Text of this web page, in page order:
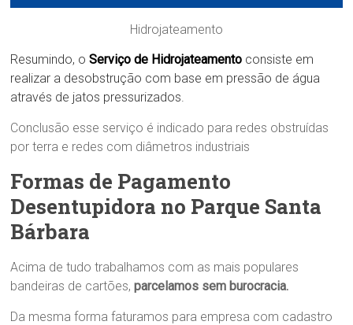
Hidrojateamento
Resumindo, oServiço de Hidrojateamento consiste em
realizar a desobstrução com base em pressão de água
através de jatos pressurizados.
Conclusão esse serviço é indicado para redes obstruídas
por terra e redes com diâmetros industriais
Formas de Pagamento
Desentupidora no Parque Santa
Bárbara
Acima de tudo trabalhamos com as mais populares
bandeiras de cartões,parcelamos sem burocracia.
Da mesma forma faturamos para empresa com cadastro